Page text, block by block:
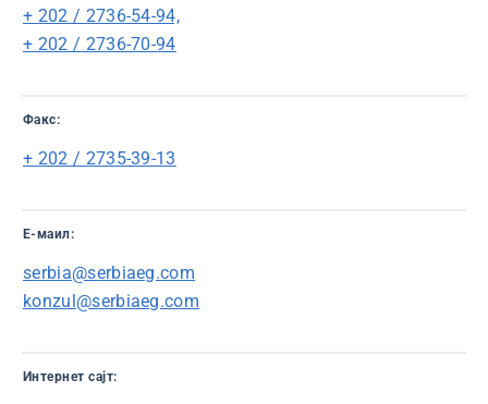
+ 202 / 2736-54-94,
+ 202 / 2736-70-94
Факс:
+ 202 / 2735-39-13
Е-маил:
serbia@serbiaeg.com
konzul@serbiaeg.com
Интернет сајт: